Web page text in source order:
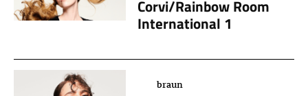
Corvi/Rainbow Room
International 1
braun